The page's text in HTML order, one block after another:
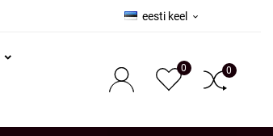
eesti keel 
0 0